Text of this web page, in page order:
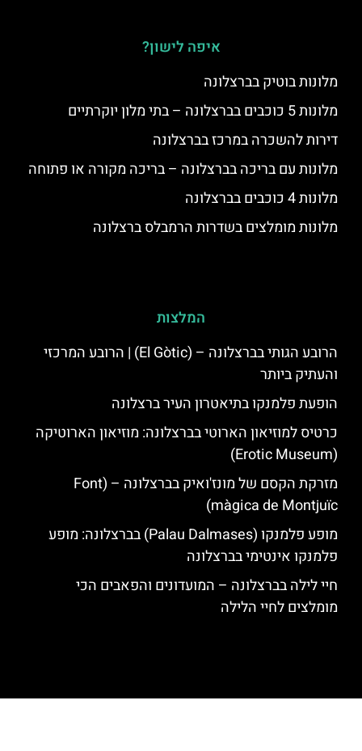
איפה לישון?
מלונות בוטיק בברצלונה
מלונות 5 כוכבים בברצלונה – בתי מלון יוקרתיים
דירות להשכרה במרכז בברצלונה
מלונות עם בריכה בברצלונה – בריכה מקורה או פתוחה
מלונות 4 כוכבים בברצלונה
מלונות מומלצים בשדרות הרמבלס ברצלונה
המלצות
הרובע הגותי בברצלונה – (El Gòtic) | הרובע המרכזי
והעתיק ביותר
הופעת פלמנקו בתיאטרון העיר ברצלונה
כרטיס למוזיאון הארוטי בברצלונה: מוזיאון הארוטיקה
(Erotic Museum)
מזרקת הקסם של מונז'ואיק בברצלונה – (Font
màgica de Montjuïc)
מופע פלמנקו (Palau Dalmases) בברצלונה: מופע
פלמנקו אינטימי בברצלונה
חיי לילה בברצלונה – המועדונים והפאבים הכי
מומלצים לחיי הלילה